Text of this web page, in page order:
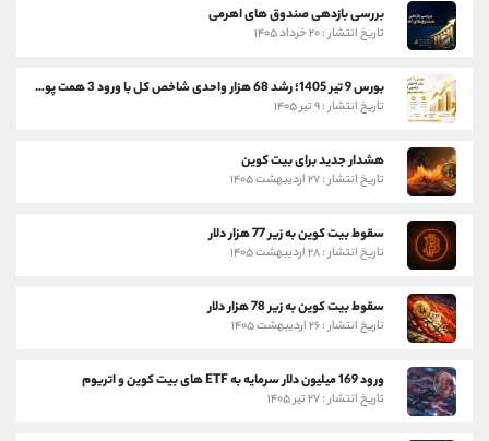
بررسی بازدهی صندوق های اهرمی
تاریخ انتشار : ۲۰ خرداد ۱۴۰۵
بورس 9 تیر 1405؛ رشد 68 هزار واحدی شاخص کل با ورود 3 همت پول حقیقی
تاریخ انتشار : ۹ تیر ۱۴۰۵
هشدار جدید برای بیت کوین
تاریخ انتشار : ۲۷ اردیبهشت ۱۴۰۵
سقوط بیت کوین به زیر 77 هزار دلار
تاریخ انتشار : ۲۸ اردیبهشت ۱۴۰۵
سقوط بیت کوین به زیر 78 هزار دلار
تاریخ انتشار : ۲۶ اردیبهشت ۱۴۰۵
ورود 169 میلیون دلار سرمایه به ETF های بیت کوین و اتریوم
تاریخ انتشار : ۲۷ تیر ۱۴۰۵